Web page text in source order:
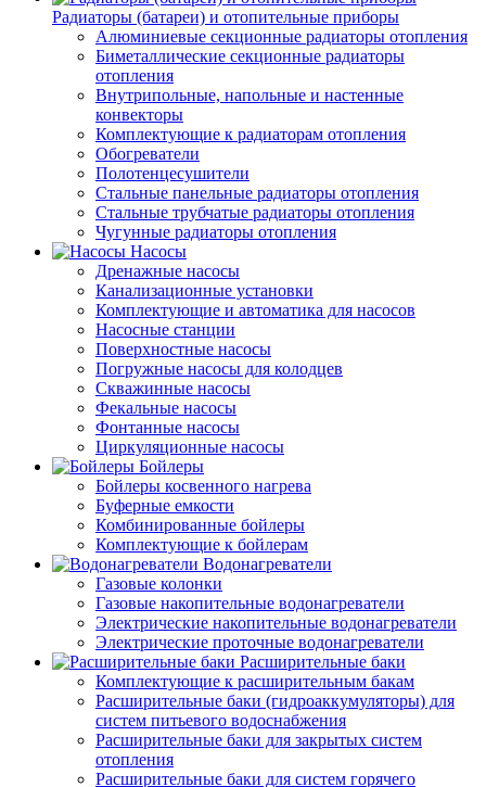
Радиаторы (батареи) и отопительные приборы
Алюминиевые секционные радиаторы отопления
Биметаллические секционные радиаторы
отопления
Внутрипольные, напольные и настенные
конвекторы
Комплектующие к радиаторам отопления
Обогреватели
Полотенцесушители
Стальные панельные радиаторы отопления
Стальные трубчатые радиаторы отопления
Чугунные радиаторы отопления
Насосы
Дренажные насосы
Канализационные установки
Комплектующие и автоматика для насосов
Насосные станции
Поверхностные насосы
Погружные насосы для колодцев
Скважинные насосы
Фекальные насосы
Фонтанные насосы
Циркуляционные насосы
Бойлеры
Бойлеры косвенного нагрева
Буферные емкости
Комбинированные бойлеры
Комплектующие к бойлерам
Водонагреватели
Газовые колонки
Газовые накопительные водонагреватели
Электрические накопительные водонагреватели
Электрические проточные водонагреватели
Расширительные баки
Комплектующие к расширительным бакам
Расширительные баки (гидроаккумуляторы) для
систем питьевого водоснабжения
Расширительные баки для закрытых систем
отопления
Расширительные баки для систем горячего